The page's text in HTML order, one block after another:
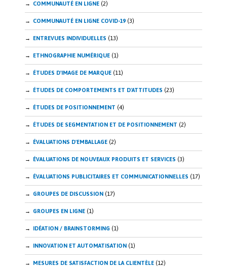
COMMUNAUTÉ EN LIGNE (2)
COMMUNAUTÉ EN LIGNE COVID-19 (3)
ENTREVUES INDIVIDUELLES (13)
ETHNOGRAPHIE NUMÉRIQUE (1)
ÉTUDES D'IMAGE DE MARQUE (11)
ÉTUDES DE COMPORTEMENTS ET D'ATTITUDES (23)
ÉTUDES DE POSITIONNEMENT (4)
ÉTUDES DE SEGMENTATION ET DE POSITIONNEMENT (2)
ÉVALUATIONS D'EMBALLAGE (2)
ÉVALUATIONS DE NOUVEAUX PRODUITS ET SERVICES (3)
ÉVALUATIONS PUBLICITAIRES ET COMMUNICATIONNELLES (17)
GROUPES DE DISCUSSION (17)
GROUPES EN LIGNE (1)
IDÉATION / BRAINSTORMING (1)
INNOVATION ET AUTOMATISATION (1)
MESURES DE SATISFACTION DE LA CLIENTÈLE (12)